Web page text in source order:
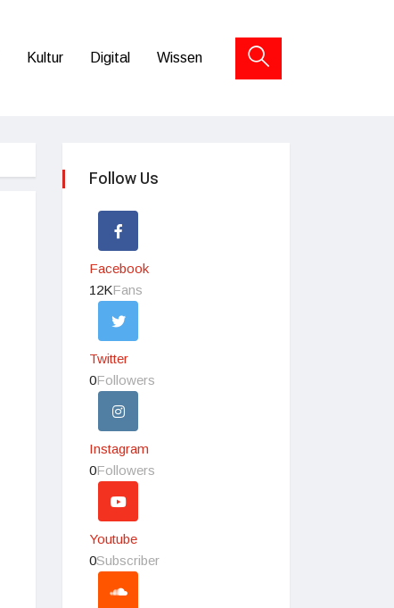
Kultur Digital Wissen
Follow Us
Facebook
12KFans
Twitter
0Followers
Instagram
0Followers
Youtube
0Subscriber